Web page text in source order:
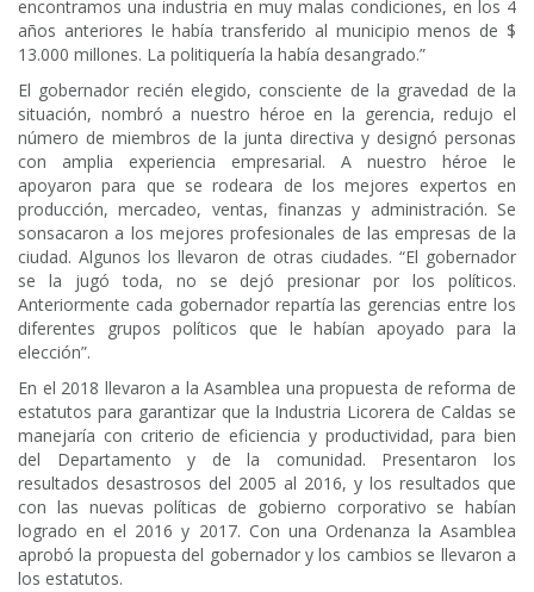
encontramos una industria en muy malas condiciones, en los 4
años anteriores le había transferido al municipio menos de $
13.000 millones. La politiquería la había desangrado.”
El gobernador recién elegido, consciente de la gravedad de la
situación, nombró a nuestro héroe en la gerencia, redujo el
número de miembros de la junta directiva y designó personas
con amplia experiencia empresarial. A nuestro héroe le
apoyaron para que se rodeara de los mejores expertos en
producción, mercadeo, ventas, finanzas y administración. Se
sonsacaron a los mejores profesionales de las empresas de la
ciudad. Algunos los llevaron de otras ciudades. “El gobernador
se la jugó toda, no se dejó presionar por los políticos.
Anteriormente cada gobernador repartía las gerencias entre los
diferentes grupos políticos que le habían apoyado para la
elección”.
En el 2018 llevaron a la Asamblea una propuesta de reforma de
estatutos para garantizar que la Industria Licorera de Caldas se
manejaría con criterio de eficiencia y productividad, para bien
del Departamento y de la comunidad. Presentaron los
resultados desastrosos del 2005 al 2016, y los resultados que
con las nuevas políticas de gobierno corporativo se habían
logrado en el 2016 y 2017. Con una Ordenanza la Asamblea
aprobó la propuesta del gobernador y los cambios se llevaron a
los estatutos.